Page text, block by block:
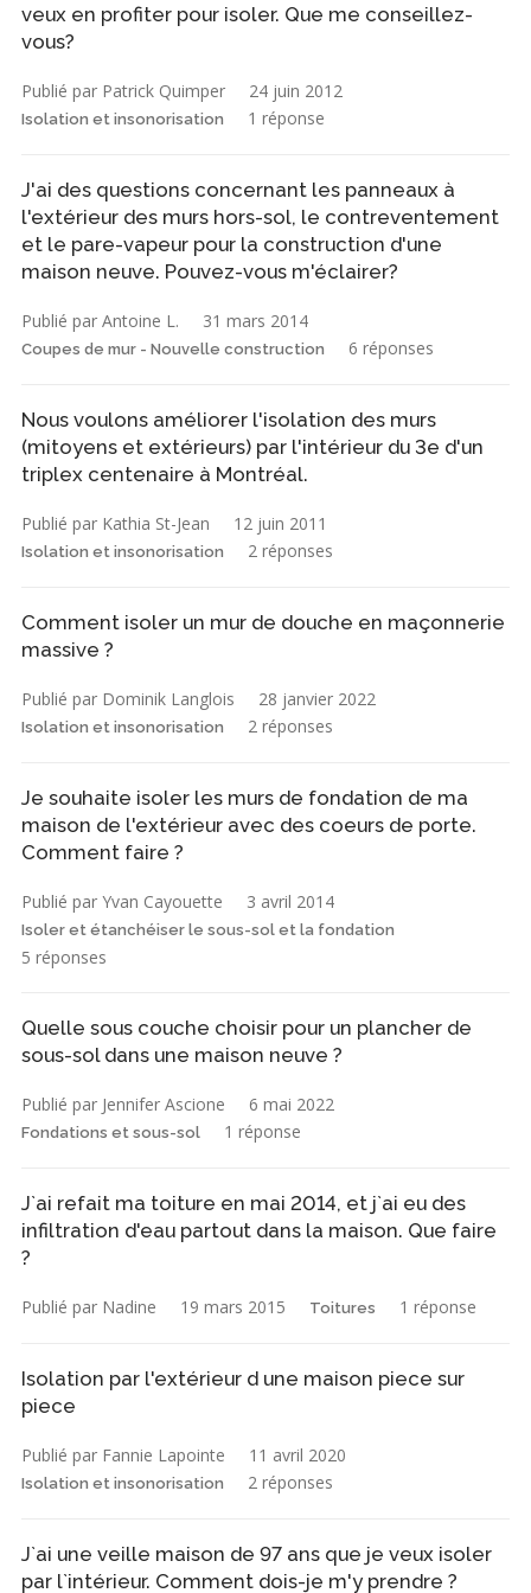
veux en profiter pour isoler. Que me conseillez-
vous?
Publié par Patrick Quimper 24 juin 2012
Isolation et insonorisation 1 réponse
J'ai des questions concernant les panneaux à
l'extérieur des murs hors-sol, le contreventement
et le pare-vapeur pour la construction d'une
maison neuve. Pouvez-vous m'éclairer?
Publié par Antoine L. 31 mars 2014
Coupes de mur - Nouvelle construction 6 réponses
Nous voulons améliorer l'isolation des murs
(mitoyens et extérieurs) par l'intérieur du 3e d'un
triplex centenaire à Montréal.
Publié par Kathia St-Jean 12 juin 2011
Isolation et insonorisation 2 réponses
Comment isoler un mur de douche en maçonnerie
massive ?
Publié par Dominik Langlois 28 janvier 2022
Isolation et insonorisation 2 réponses
Je souhaite isoler les murs de fondation de ma
maison de l'extérieur avec des coeurs de porte.
Comment faire ?
Publié par Yvan Cayouette 3 avril 2014
Isoler et étanchéiser le sous-sol et la fondation
5 réponses
Quelle sous couche choisir pour un plancher de
sous-sol dans une maison neuve ?
Publié par Jennifer Ascione 6 mai 2022
Fondations et sous-sol 1 réponse
J`ai refait ma toiture en mai 2014, et j`ai eu des
infiltration d'eau partout dans la maison. Que faire
?
Publié par Nadine 19 mars 2015 Toitures 1 réponse
Isolation par l'extérieur d une maison piece sur
piece
Publié par Fannie Lapointe 11 avril 2020
Isolation et insonorisation 2 réponses
J`ai une veille maison de 97 ans que je veux isoler
par l`intérieur. Comment dois-je m'y prendre ?